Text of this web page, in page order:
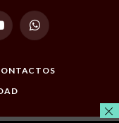
WhatsApp